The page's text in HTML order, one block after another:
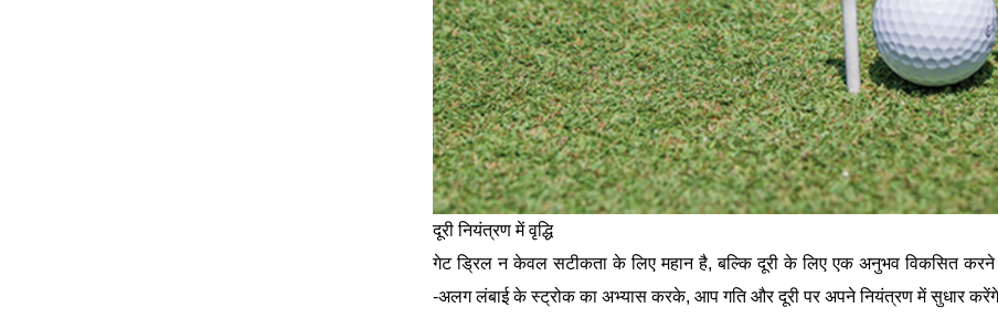
दूरी नियंत्रण में वृद्धि
गेट ड्रिल न केवल सटीकता के लिए महान है, बल्कि दूरी के लिए एक अनुभव विकसित
-अलग लंबाई के स्ट्रोक का अभ्यास करके, आप गति और दूरी पर अपने नियंत्रण में सुधार करेंगे,